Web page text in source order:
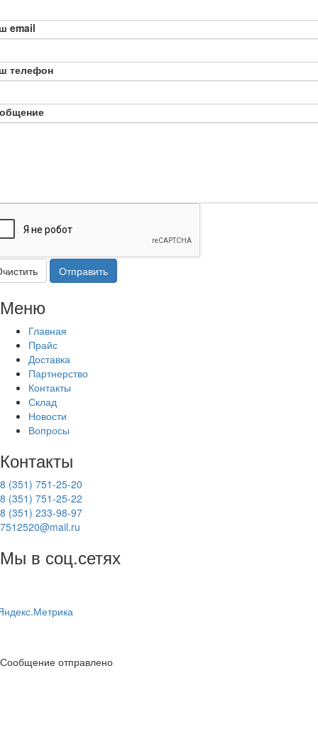
email
телефон
Отправить
Меню
Главная
Прайс
Доставка
Партнерство
Контакты
Склад
Новости
Вопросы
Контакты
8 (351) 751-25-20
8 (351) 751-25-22
8 (351) 233-98-97
7512520@mail.ru
Мы в соц.сетях
Сообщение отправлено